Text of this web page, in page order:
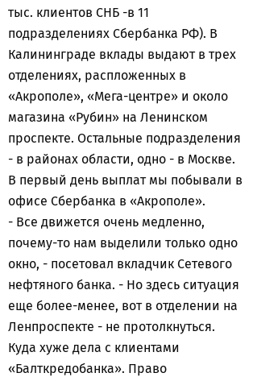
тыс. клиентов СНБ -в 11
подразделениях Сбербанка РФ). В
Калининграде вклады выдают в трех
отделениях, распложенных в
«Акрополе», «Мега-центре» и около
магазина «Рубин» на Ленинском
проспекте. Остальные подразделения
- в районах области, одно - в Москве.
В первый день выплат мы побывали в
офисе Сбербанка в «Акрополе».
- Все движется очень медленно,
почему-то нам выделили только одно
окно, - посетовал вкладчик Сетевого
нефтяного банка. - Но здесь ситуация
еще более-менее, вот в отделении на
Ленпроспекте - не протолкнуться.
Куда хуже дела с клиентами
«Балткредобанка». Право